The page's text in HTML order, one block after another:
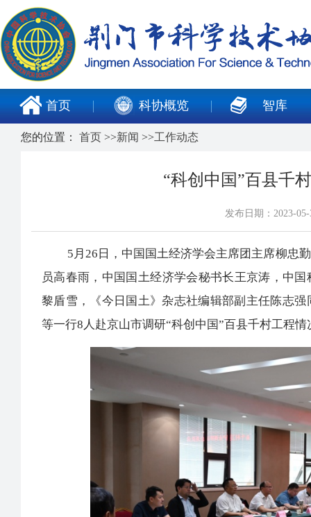
首页 科协概览 智库
您的位置： 首页 >>新闻 >>工作动态
“科创中国”百县千
发布日期：2023-
5月26日，中国国土经济学会主席团主席柳忠勤
员高春雨，中国国土经济学会秘书长王京涛，中
黎盾雪，《今日国土》杂志社编辑部副主任陈志
等一行8人赴京山市调研“科创中国”百县千村工程